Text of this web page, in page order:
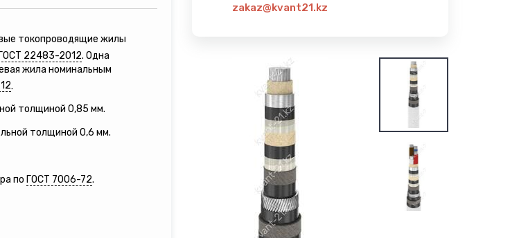
токопроводящие жилы
ГОСТ 22483-2012. Одна
жила номинальным
.
толщиной 0,85 мм.
толщиной 0,6 мм.
по ГОСТ 7006-72.
zakaz@kvant21.kz